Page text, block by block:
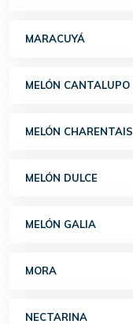
MARACUYÁ
MELÓN CANTALUPO
MELÓN CHARENTAIS
MELÓN DULCE
MELÓN GALIA
MORA
NECTARINA